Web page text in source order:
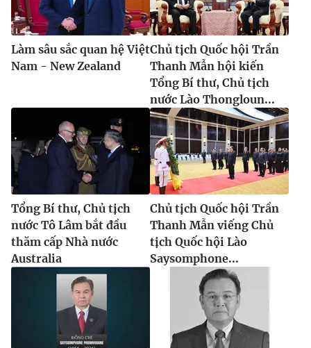
Làm sâu sắc quan hệ Việt
Nam - New Zealand
Chủ tịch Quốc hội Trần
Thanh Mẫn hội kiến
Tổng Bí thư, Chủ tịch
nước Lào Thongloun...
Tổng Bí thư, Chủ tịch
nước Tô Lâm bắt đầu
thăm cấp Nhà nước
Australia
Chủ tịch Quốc hội Trần
Thanh Mẫn viếng Chủ
tịch Quốc hội Lào
Saysomphone...